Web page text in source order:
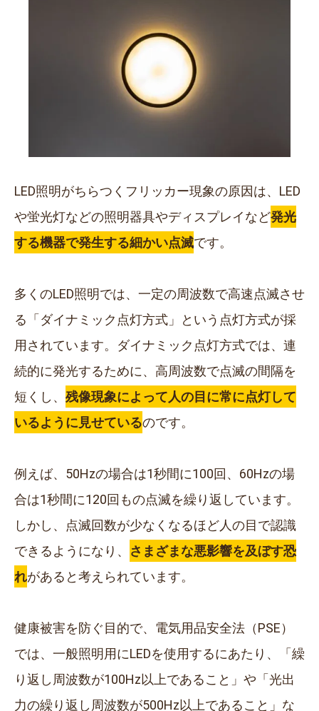
LED照明がちらつくフリッカー現象の原因は、LED
や蛍光灯などの照明器具やディスプレイなど発光
する機器で発生する細かい点滅です。
多くのLED照明では、一定の周波数で高速点滅させ
る「ダイナミック点灯方式」という点灯方式が採
用されています。ダイナミック点灯方式では、連
続的に発光するために、高周波数で点滅の間隔を
短くし、 残像現象によって人の目に常に点灯して
いるように見せているのです。
例えば、50Hzの場合は1秒間に100回、60Hzの場
合は1秒間に120回もの点滅を繰り返しています。
しかし、点滅回数が少なくなるほど人の目で認識
できるようになり、 さまざまな悪影響を及ぼす恐
れがあると考えられています。
健康被害を防ぐ目的で、電気用品安全法（PSE）
では、一般照明用にLEDを使用するにあたり、「繰
り返し周波数が100Hz以上であること」や「光出
力の繰り返し周波数が500Hz以上であること」な